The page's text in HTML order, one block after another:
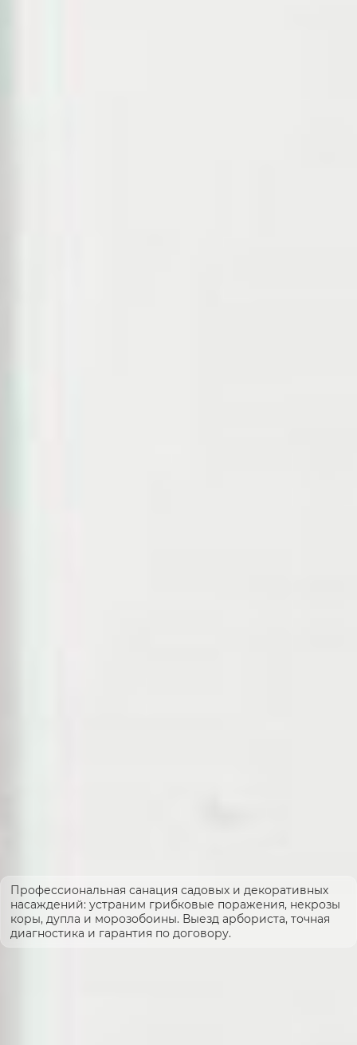
Профессиональная санация садовых и декоративных
насаждений: устраним грибковые поражения, некрозы
коры, дупла и морозобоины. Выезд арбориста, точная
диагностика и гарантия по договору.